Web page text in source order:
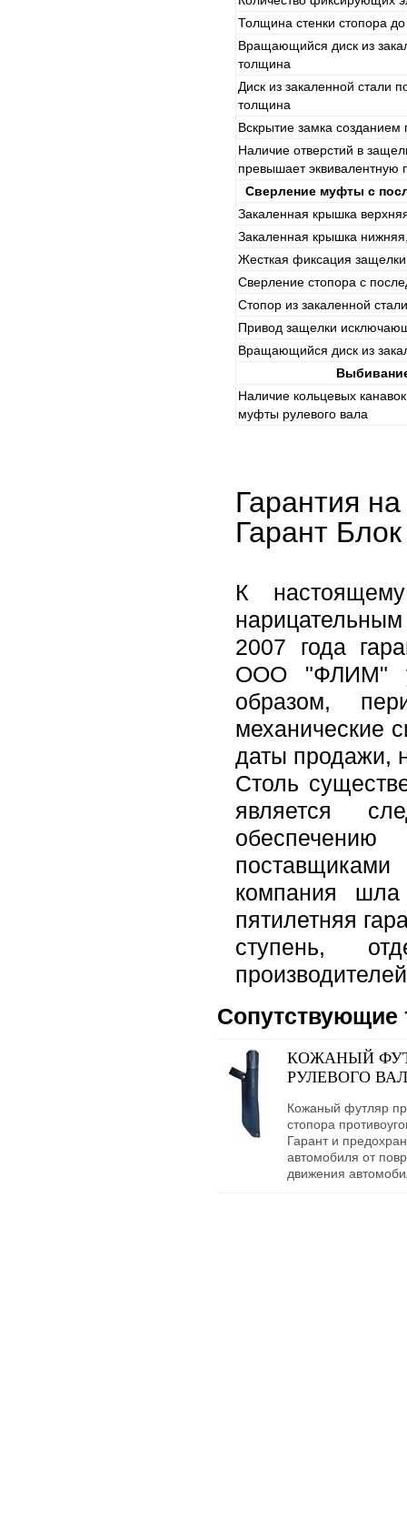
Толщина стенки стопора
Вращающийся диск из
толщина
Диск из закаленной стали
толщина
Вскрытие замка созданием
Наличие отверстий в
превышает эквивалентную
Сверление муфты с
Закаленная крышка
Закаленная крышка
Жесткая фиксация
Сверление стопора с
Стопор из закаленной стали
Привод защелки
Вращающийся диск из
Наличие кольцевых
муфты рулевого вала
Гарантия
Гарант
К
2007 года
ООО "ФЛИМ"
образом,
механические
даты продажи,
Столь
является
компания
пятилетняя
ступень,
Сопутствующие
КОЖАНЫЙ
РУЛЕВОГО
Кожаный футляр
стопора
Гарант и
автомобиля от
движения